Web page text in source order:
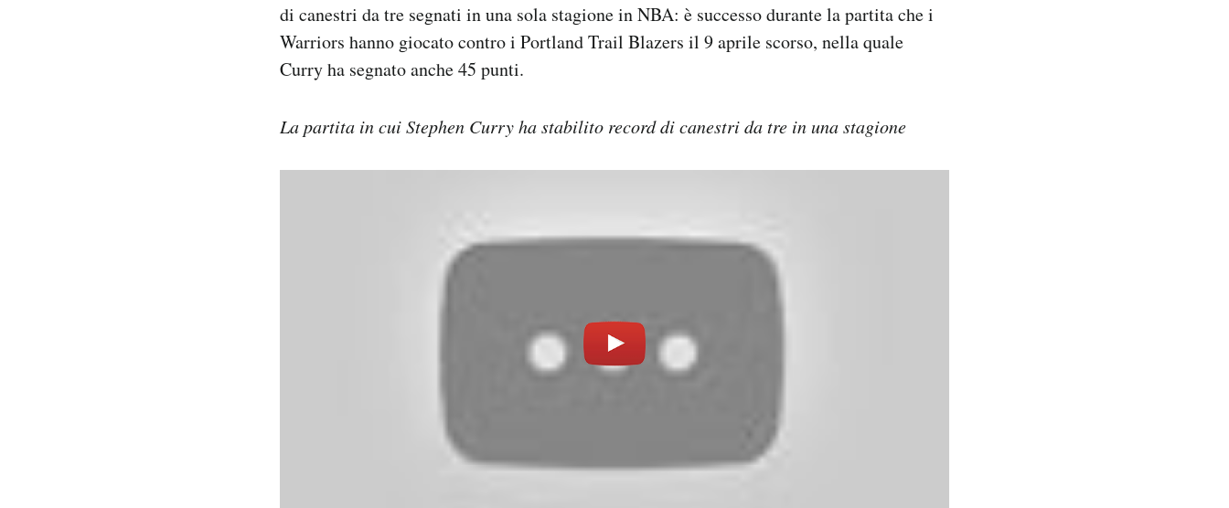
di canestri da tre segnati in una sola stagione in NBA: è successo durante la partita che i
Warriors hanno giocato contro i Portland Trail Blazers il 9 aprile scorso, nella quale
Curry ha segnato anche 45 punti.
La partita in cui Stephen Curry ha stabilito record di canestri da tre in una stagione